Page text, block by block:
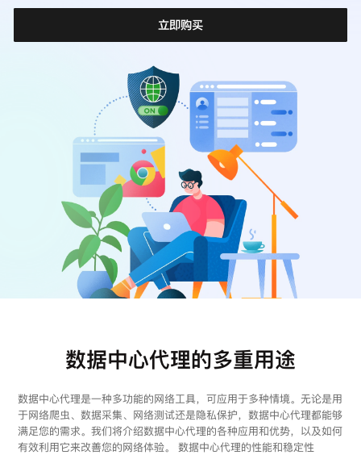
立即购买
数据中心代理的多重用途
数据中心代理是一种多功能的网络工具，可应用于多种情境。无论是用
于网络爬虫、数据采集、网络测试还是隐私保护，数据中心代理都能够
满足您的需求。我们将介绍数据中心代理的各种应用和优势，以及如何
有效利用它来改善您的网络体验。 数据中心代理的性能和稳定性